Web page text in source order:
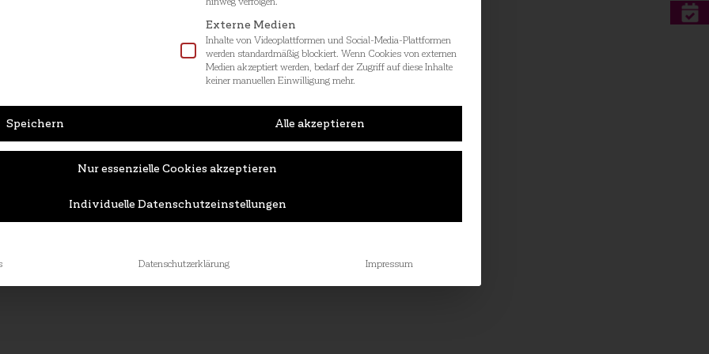
Externe Medien
Inhalte von Videoplattformen und Social-Media-Plattformen
werden standardmäßig blockiert. Wenn Cookies von externen
Medien akzeptiert werden, bedarf der Zugriff auf diese Inhalte
keiner manuellen Einwilligung mehr.
Speichern Alle akzeptieren
Nur essenzielle Cookies akzeptieren
Individuelle Datenschutzeinstellungen
Datenschutzerklärung Impressum